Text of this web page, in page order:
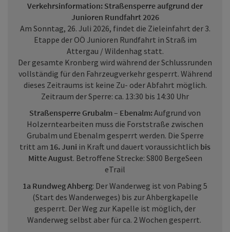
Verkehrsinformation: Straßensperre aufgrund der
Junioren Rundfahrt 2026
Am Sonntag, 26. Juli 2026, findet die Zieleinfahrt der 3.
Etappe der OÖ Junioren Rundfahrt in Straß im
Attergau / Wildenhag statt.
Der gesamte Kronberg wird während der Schlussrunden
vollständig für den Fahrzeugverkehr gesperrt. Während
dieses Zeitraums ist keine Zu- oder Abfahrt möglich.
Zeitraum der Sperre: ca. 13:30 bis 14:30 Uhr
Straßensperre Grubalm – Ebenalm:Aufgrund von
Holzerntearbeiten muss die Forststraße zwischen
Grubalm und Ebenalm gesperrt werden. Die Sperre
tritt am 16. Juni in Kraft und dauert voraussichtlich bis
Mitte August. Betroffene Strecke: S800 BergeSeen
eTrail
1a Rundweg Ahberg: Der Wanderweg ist von Pabing 5
(Start des Wanderweges) bis zur Ahbergkapelle
gesperrt. Der Weg zur Kapelle ist möglich, der
Wanderweg selbst aber für ca. 2 Wochen gesperrt.